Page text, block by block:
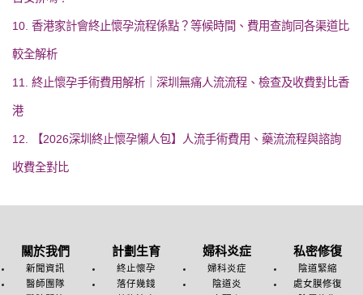
10. 香港家計會終止懷孕流程係點？等候時間、費用查詢同各渠道比
較全解析
11. 終止懷孕手術費用解析｜深圳無痛人流流程、檢查及收費對比香
港
12. 【2026深圳終止懷孕懶人包】人流手術費用、藥流流程與諮詢
收費全對比
關於我們
新聞資訊
醫師團隊
計劃生育
終止懷孕
落仔幾錢
婦科炎症
婦科炎症
陰道炎
私密修復
陰道緊縮
處女膜修復